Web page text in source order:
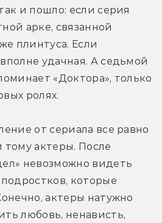
и пошло: если серия
арке, связанной
плинтуса. Если
удачная. А седьмой
«Доктора», только
ролях.
от сериала все равно
тому актеры. После
невозможно видеть
подростков, которые
актеры натужно
любовь, ненависть,